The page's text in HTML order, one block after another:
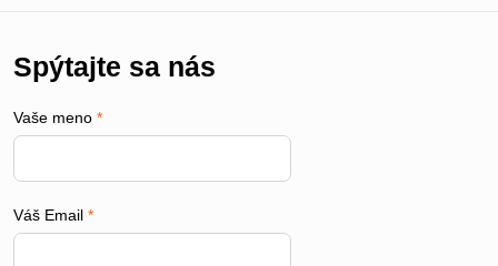
Spýtajte sa nás
Vaše meno *
Váš Email *